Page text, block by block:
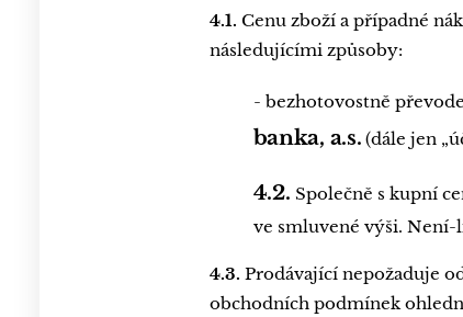
4.1. Cenu zboží a případné
následujícími způsoby:
- bezhotovostně
banka, a.s. (dále jen
4.2. Společně s kupní
ve smluvené výši. Není-
4.3. Prodávající nepožaduje
obchodních podmínek